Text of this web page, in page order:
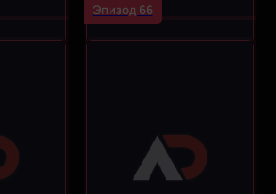
Эпизод 66